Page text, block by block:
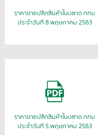
ราคาขายปลีกสินค้าในตลาด กทม
ประจำวันที่ 8 พฤษภาคม 2563
ราคาขายปลีกสินค้าในตลาด กทม
ประจำวันที่ 5 พฤษภาคม 2563